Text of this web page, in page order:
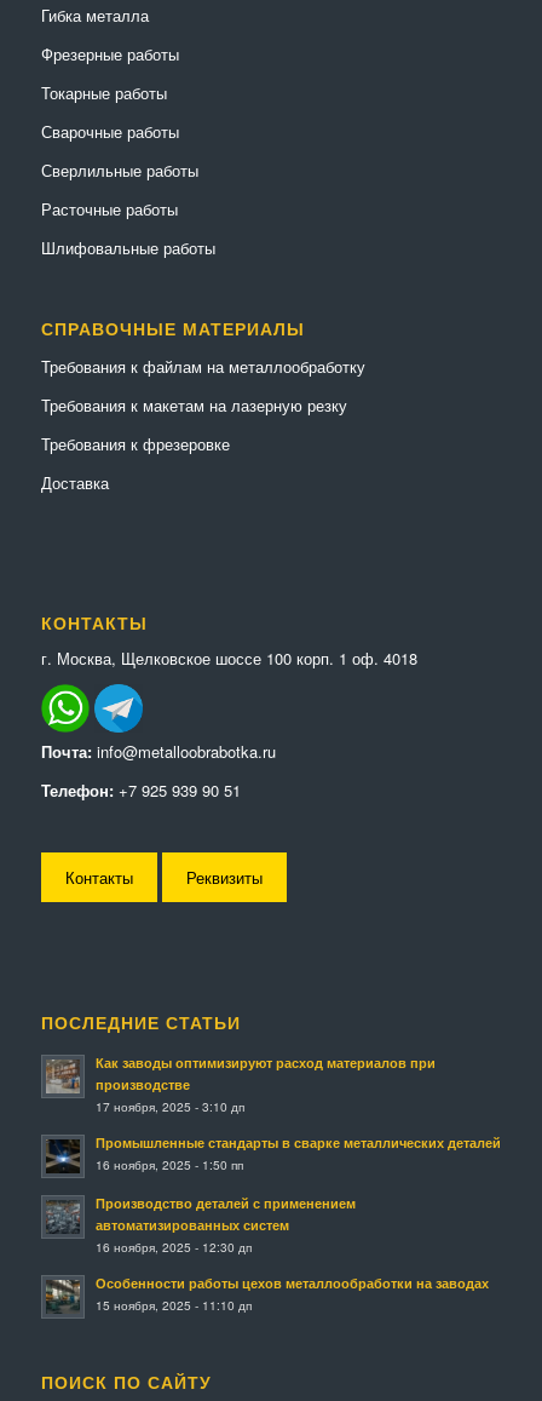
Гибка металла
Фрезерные работы
Токарные работы
Сварочные работы
Сверлильные работы
Расточные работы
Шлифовальные работы
СПРАВОЧНЫЕ МАТЕРИАЛЫ
Требования к файлам на металлообработку
Требования к макетам на лазерную резку
Требования к фрезеровке
Доставка
КОНТАКТЫ
г. Москва, Щелковское шоссе 100 корп. 1 оф. 4018
Почта: info@metalloobrabotka.ru
Телефон: +7 925 939 90 51
Контакты Реквизиты
ПОСЛЕДНИЕ СТАТЬИ
Как заводы оптимизируют расход материалов при
производстве
17 ноября, 2025 - 3:10 дп
Промышленные стандарты в сварке металлических деталей
16 ноября, 2025 - 1:50 пп
Производство деталей с применением
автоматизированных систем
16 ноября, 2025 - 12:30 дп
Особенности работы цехов металлообработки на заводах
15 ноября, 2025 - 11:10 дп
ПОИСК ПО САЙТУ